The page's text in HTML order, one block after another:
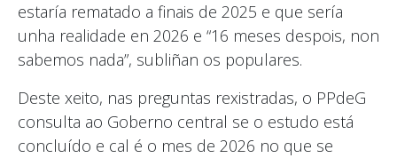
estaría rematado a finais de 2025 e que sería
unha realidade en 2026 e “16 meses despois, non
sabemos nada”, subliñan os populares.
Deste xeito, nas preguntas rexistradas, o PPdeG
consulta ao Goberno central se o estudo está
concluído e cal é o mes de 2026 no que se